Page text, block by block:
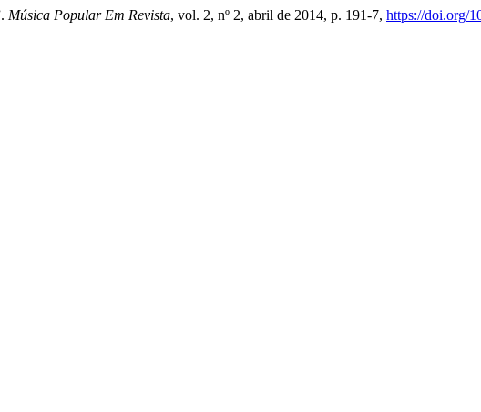
Música Popular Em Revista, vol. 2, nº 2, abril de 2014, p. 191-7, https://doi.org/